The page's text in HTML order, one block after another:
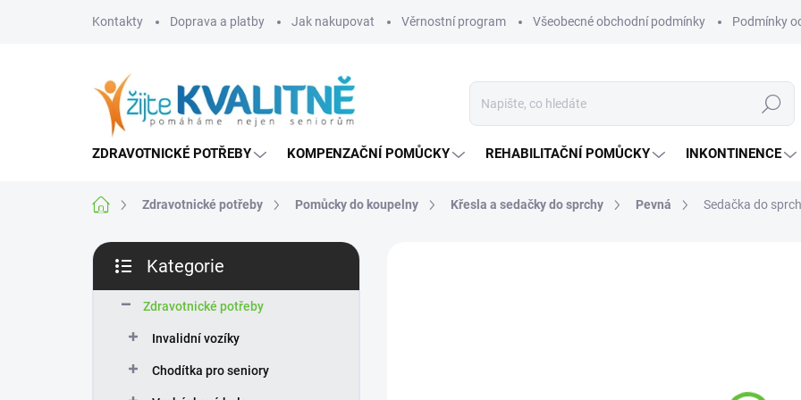
Kontakty Doprava a platby Jak nakupovat Věrnostní program Všeobecné obchodní podmínky Podmínky
Hledat
ZDRAVOTNICKÉ POTŘEBY KOMPENZAČNÍ POMŮCKY REHABILITAČNÍ POMŮCKY INKONTINENCE
Domů Zdravotnické potřeby Pomůcky do koupelny Křesla a sedačky do sprchy Pevná Sedačka do
P
s
kategorie
Kategorie
Zdravotnické potřeby
Invalidní vozíky
Chodítka pro seniory